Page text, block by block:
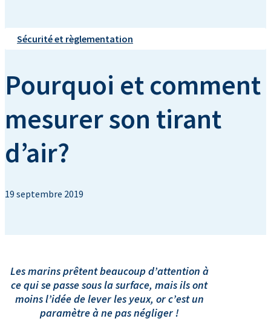
Sécurité et règlementation
Pourquoi et comment
mesurer son tirant
d’air?
19 septembre 2019
Les marins prêtent beaucoup d’attention à
ce qui se passe sous la surface, mais ils ont
moins l’idée de lever les yeux, or c’est un
paramètre à ne pas négliger !